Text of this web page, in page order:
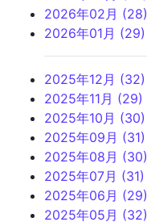
2026年02月 (28)
2026年01月 (29)
2025年12月 (32)
2025年11月 (29)
2025年10月 (30)
2025年09月 (31)
2025年08月 (30)
2025年07月 (31)
2025年06月 (29)
2025年05月 (32)